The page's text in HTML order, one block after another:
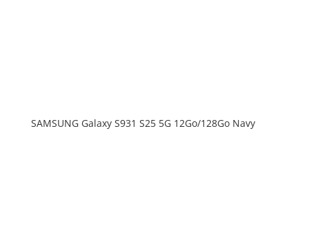
SAMSUNG Galaxy S931 S25 5G 12Go/128Go Navy